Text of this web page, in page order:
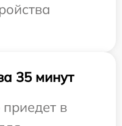
35 минут
в